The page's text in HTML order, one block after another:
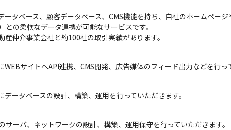
ータベース、顧客データベース、CMS機能を持ち、自社のホームペー
の柔軟なデータ連携が可能なサービスです。
仲介事業会社と約100社の取引実績があります。
サイトへAPI連携、CMS開発、広告媒体のフィード出力などを行っ
ータベースの設計、構築、運用を行っていただきます。
ーバ、ネットワークの設計、構築、運用保守を行っていただきます。